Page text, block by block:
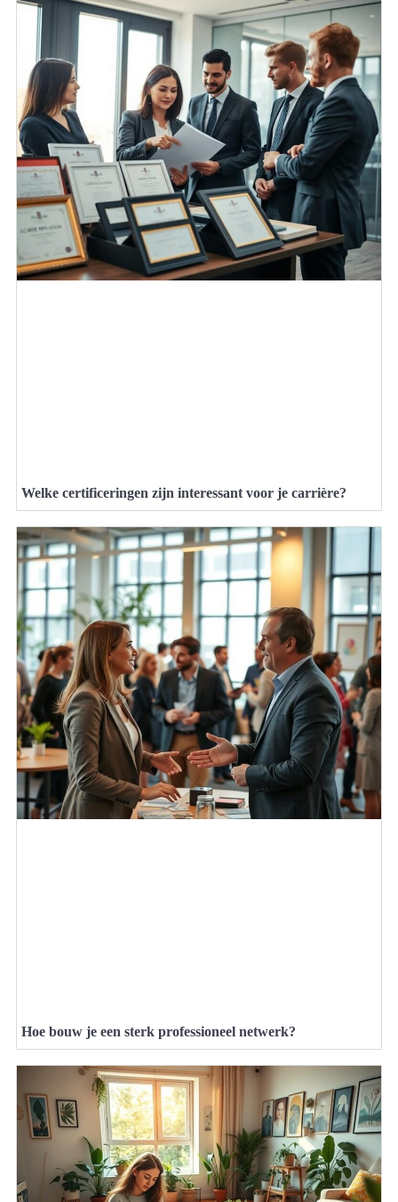
Welke certificeringen zijn interessant voor je carrière?
Hoe bouw je een sterk professioneel netwerk?